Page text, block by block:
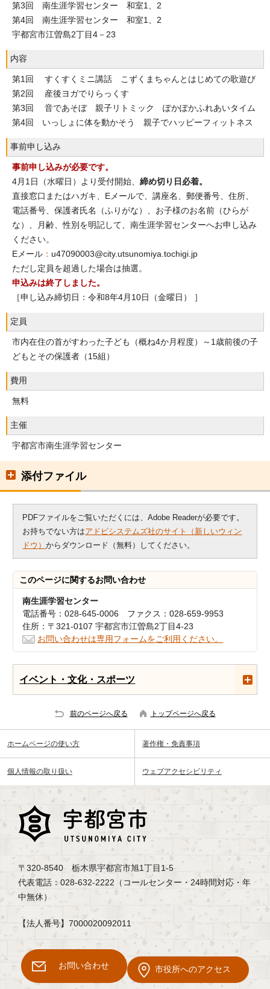
第3回 南生涯学習センター 和室1、2
第4回 南生涯学習センター 和室1、2
宇都宮市江曽島2丁目4－23
内容
第1回 すくすくミニ講話 こずくまちゃんとはじめての歌遊び
第2回 産後ヨガでりらっくす
第3回 音であそぼ 親子リトミック ぽかぽかふれあいタイム
第4回 いっしょに体を動かそう 親子でハッピーフィットネス
事前申し込み
事前申し込みが必要です。
4月1日（水曜日）より受付開始、 締め切り日必着。
直接窓口またはハガキ、Eメールで、講座名、郵便番号、住所、
電話番号、保護者氏名（ふりがな）、お子様のお名前（ひらが
な）、月齢、性別を明記して、南生涯学習センターへお申し込み
ください。
Eメール ： u47090003@city.utsunomiya.tochigi.jp
ただし定員を超過した場合は抽選。
申込みは終了しました。
［申し込み締切日：令和8年4月10日（金曜日） ］
定員
市内在住の首がすわった子ども（概ね4か月程度）～1歳前後の子
どもとその保護者（15組）
費用
無料
主催
宇都宮市南生涯学習センター
添付ファイル
PDFファイルをご覧いただくには、Adobe Readerが必要です。
お持ちでない方はアドビシステムズ社のサイト（新しいウィン
ドウ）からダウンロード（無料）してください。
このページに関するお問い合わせ
南生涯学習センター
電話番号：028-645-0006 ファクス：028-659-9953
住所：〒321-0107 宇都宮市江曽島2丁目4-23
お問い合わせは専用フォームをご利用ください。
イベント・文化・スポーツ
前のページへ戻る トップページへ戻る
ホームページの使い方 著作権・免責事項
個人情報の取り扱い ウェブアクセシビリティ
〒320-8540 栃木県宇都宮市旭1丁目1-5
代表電話：028-632-2222（コールセンター・24時間対応・年
中無休）
【法人番号】7000020092011
お問い合わせ 市役所へのアクセス